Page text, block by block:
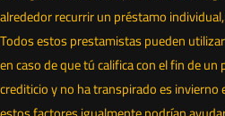
alrededor recurrir un préstamo
Todos estos prestamistas pueden
en caso de que tú califica con el fin de
crediticio y no ha transpirado es